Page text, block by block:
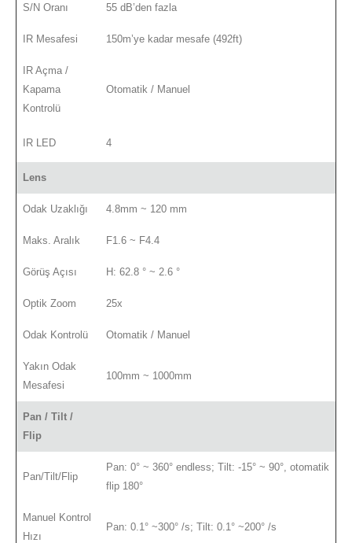
S/N Oranı 55 dB’den fazla
IR Mesafesi 150m’ye kadar mesafe (492ft)
IR Açma /
Kapama
Kontrolü
Otomatik / Manuel
IR LED 4
Lens
Odak Uzaklığı 4.8mm ~ 120 mm
Maks. Aralık F1.6 ~ F4.4
Görüş Açısı H: 62.8 ° ~ 2.6 °
Optik Zoom 25x
Odak Kontrolü Otomatik / Manuel
Yakın Odak
Mesafesi
100mm ~ 1000mm
Pan / Tilt /
Flip
Pan/Tilt/Flip
Pan: 0° ~ 360° endless; Tilt: -15° ~ 90°, otomatik
flip 180°
Manuel Kontrol
Hızı
Pan: 0.1° ~300° /s; Tilt: 0.1° ~200° /s